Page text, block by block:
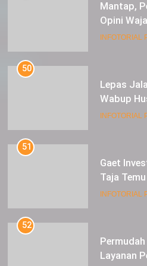
Mantap,
Opini
ke-13 Dari
INFOTORIAL
50
Lepas
Wabup
Luar Biasa
INFOTORIAL
51
Gaet
Taja
INFOTORIAL
52
Layanan